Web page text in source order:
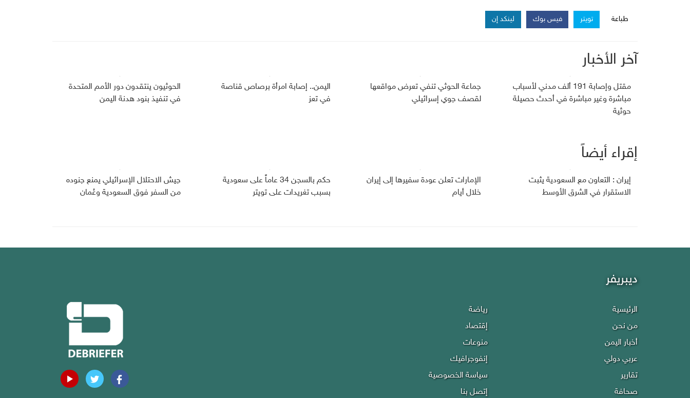
طباعة تويتر فيس بوك لينكد إن
آخر الأخبار
مقتل وإصابة 191 ألف مدني لأسباب
مباشرة وغير مباشرة في أحدث حصيلة
حوثية
جماعة الحوثي تنفي تعرض مواقعها
لقصف جوي إسرائيلي
اليمن.. إصابة امرأة برصاص قناصة
في تعز
الحوثيون ينتقدون دور الأمم المتحدة
في تنفيذ بنود هدنة اليمن
إقراء أيضاً
إيران : التعاون مع السعودية يثبت
الاستقرار في الشرق الأوسط
الإمارات تعلن عودة سفيرها إلى إيران
خلال أيام
حكم بالسجن 34 عاماً على سعودية
بسبب تغريدات على تويتر
جيش الاحتلال الإسرائيلي يمنع جنوده
من السفر فوق السعودية وعُمان
ديبريفر
الرئيسية
من نحن
أخبار اليمن
عربي دولي
تقارير
صحافة
رياضة
إقتصاد
منوعات
إنفوجرافيك
سياسة الخصوصية
إتصل بنا